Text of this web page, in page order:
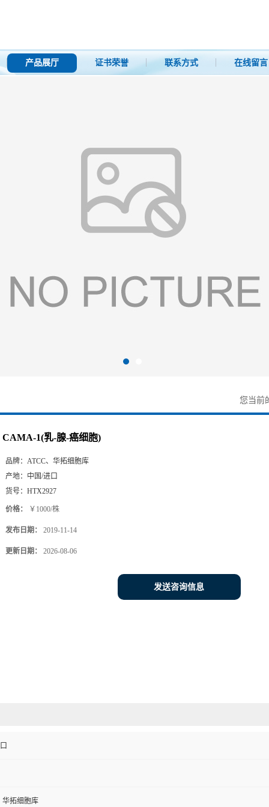
产品展厅 证书荣誉 联系方式 在线留言
您当前
CAMA-1(乳-腺-癌细胞)
品牌： ATCC、华拓细胞库
产地： 中国/进口
货号： HTX2927
价格： ￥1000/株
发布日期： 2019-11-14
更新日期： 2026-08-06
发送咨询信息
华拓细胞库